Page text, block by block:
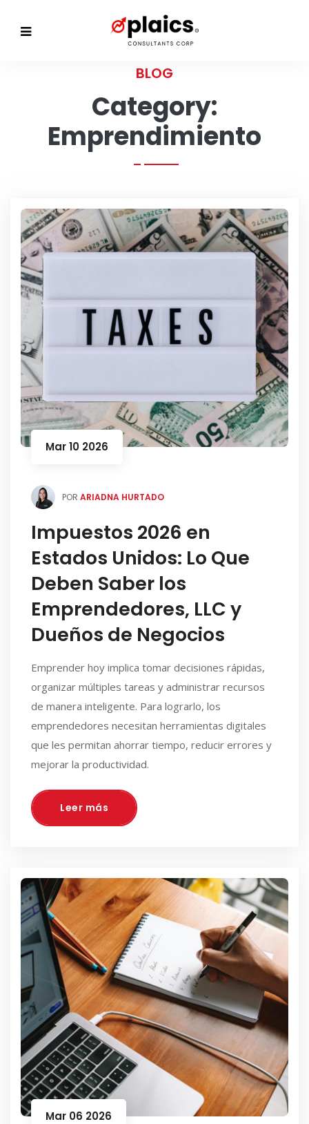
BLOG
Category:
Emprendimiento
Mar 10 2026
POR ARIADNA HURTADO
Impuestos 2026 en
Estados Unidos: Lo Que
Deben Saber los
Emprendedores, LLC y
Dueños de Negocios
Emprender hoy implica tomar decisiones rápidas,
organizar múltiples tareas y administrar recursos
de manera inteligente. Para lograrlo, los
emprendedores necesitan herramientas digitales
que les permitan ahorrar tiempo, reducir errores y
mejorar la productividad.
Leer más
Mar 06 2026